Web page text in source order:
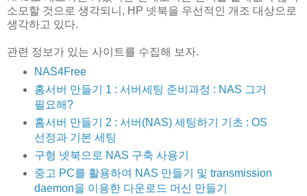
소모할 것으로 생각되니, HP 넷북을 우선적인 개조 대상으로
생각하고 있다.
관련 정보가 있는 사이트를 수집해 보자.
NAS4Free
홈서버 만들기 1 : 서버세팅 준비과정 : NAS 그거
필요해?
홈서버 만들기 2 : 서버(NAS) 세팅하기 기초 : OS
선정과 기본 세팅
구형 넷북으로 NAS 구축 사용기
중고 PC를 활용하여 NAS 만들기 및 transmission
daemon을 이용한 다운로드 머신 만들기